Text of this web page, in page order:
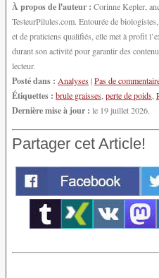
À propos de l'auteur : Corinne Kepler,
TesteurPilules.com. Entourée de
et de praticiens qualifiés, elle met à profit
durant son activité pour garantir des
lecteur.
Posté dans : Analyses|Pas de
Étiquettes : brule graisses perte de poids
Dernière mise à jour : le 19 juillet 2026.
Partager cet Article!